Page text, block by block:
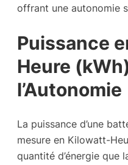
offrant une autonomie
Puissance
Heure
l’Autonomie
La puissance d’une
mesure en Kilowatt-
quantité d’énergie que